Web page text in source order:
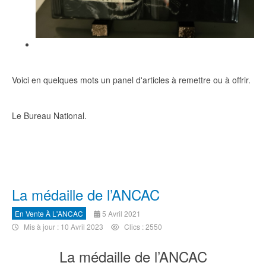
Voici en quelques mots un panel d'articles à remettre ou à offrir.
Le Bureau National.
La médaille de l’ANCAC
En Vente À L'ANCAC
5 Avril 2021
Mis à jour : 10 Avril 2023
Clics : 2550
La médaille de l’ANCAC